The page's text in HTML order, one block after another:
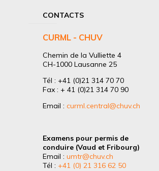
CONTACTS
CURML - CHUV
Chemin de la Vulliette 4
CH-1000 Lausanne 25
Tél : +41 (0)21 314 70 70
Fax : + 41 (0)21 314 70 90
Email : curml.central@chuv.ch
Examens pour permis de
conduire (Vaud et Fribourg)
Email : umtr@chuv.ch
Tél : +41 (0) 21 316 62 50